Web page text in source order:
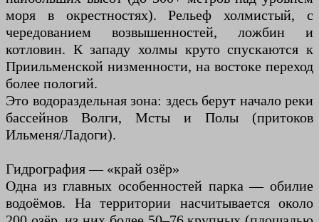
моря в окрестностях). Рельеф холмистый, с
чередованием возвышенностей, ложбин и
котловин. К западу холмы круто спускаются к
Приильменской низменности, на востоке переход
более пологий.
Это водораздельная зона: здесь берут начало реки
бассейнов Волги, Мсты и Полы (притоков
Ильменя/Ладоги).
Гидрография — «край озёр»
Одна из главных особенностей парка — обилие
водоёмов. На территории насчитывается около